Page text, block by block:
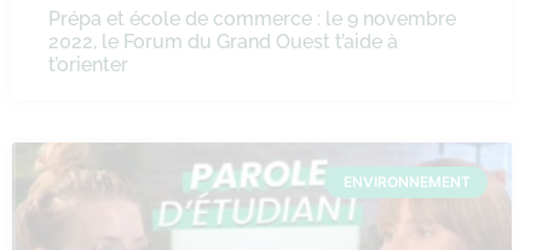
Prépa et école de commerce : le 9 novembre
2022, le Forum du Grand Ouest t’aide à
t’orienter
ENVIRONNEMENT